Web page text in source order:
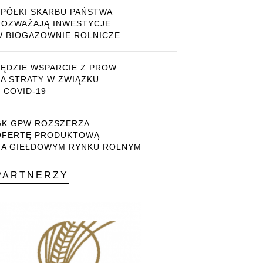
SKARBU PAŃSTWA
INWESTYCJE
BIOGAZOWNIE ROLNICZE
WSPARCIE Z PROW
STRATY W ZWIĄZKU
COVID-19
GPW ROZSZERZA
PRODUKTOWĄ
GIEŁDOWYM RYNKU ROLNYM